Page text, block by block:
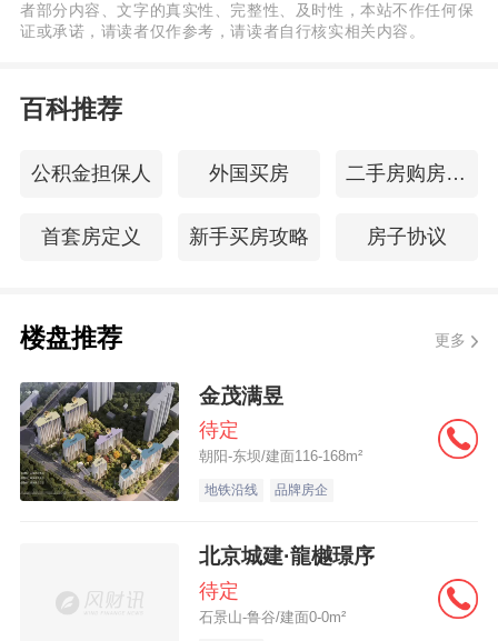
者部分内容、文字的真实性、完整性、及时性，本站不作任何保
证或承诺，请读者仅作参考，请读者自行核实相关内容。
百科推荐
公积金担保人 外国买房 二手房购房合同注意事项
首套房定义 新手买房攻略 房子协议
楼盘推荐 更多
金茂满昱
待定
朝阳-东坝/建面116-168m²
地铁沿线 品牌房企
北京城建·龍樾璟序
待定
石景山-鲁谷/建面0-0m²